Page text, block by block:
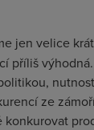
jen velice
příliš
ze